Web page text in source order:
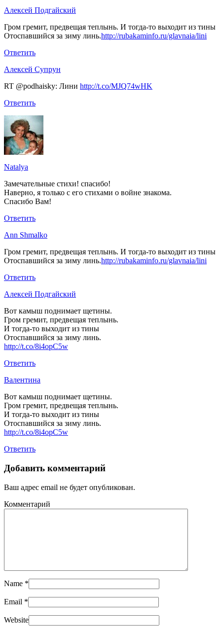
Алексей Подгайский
Гром гремит, предвещая теплынь. И тогда-то выходит из тины
Отоспавшийся за зиму линь.http://rubakaminfo.ru/glavnaia/lini
Ответить
Алексей Супрун
RT @podhaisky: Лини http://t.co/MJQ74wHK
Ответить
Natalya
Замечательные стихи! спасибо!
Наверно, я только с его стихами о войне знакома.
Спасибо Вам!
Ответить
Ann Shmalko
Гром гремит, предвещая теплынь. И тогда-то выходит из тины
Отоспавшийся за зиму линь.http://rubakaminfo.ru/glavnaia/lini
Ответить
Алексей Подгайский
Вот камыш поднимает щетины.
Гром гремит, предвещая теплынь.
И тогда-то выходит из тины
Отоспавшийся за зиму линь.
http://t.co/8i4opC5w
Ответить
Валентина
Вот камыш поднимает щетины.
Гром гремит, предвещая теплынь.
И тогда-то выходит из тины
Отоспавшийся за зиму линь.
http://t.co/8i4opC5w
Ответить
Добавить комментарий
Ваш адрес email не будет опубликован.
Комментарий
Name *
Email *
Website